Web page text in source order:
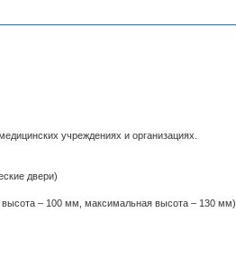
учреждениях и организациях.
двери)
высота – 100 мм, максимальная высота – 130 мм)